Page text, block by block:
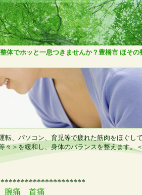
体でホッと一息つきませんか？豊橋市 ほその
転、パソコン、育児等で疲れた筋肉をほぐし
＞を緩和し、身体のバランスを整えます。
腕痛
首痛